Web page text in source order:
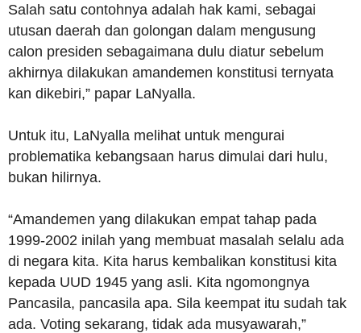
Salah satu contohnya adalah hak kami, sebagai
utusan daerah dan golongan dalam mengusung
calon presiden sebagaimana dulu diatur sebelum
akhirnya dilakukan amandemen konstitusi ternyata
kan dikebiri,” papar LaNyalla.
Untuk itu, LaNyalla melihat untuk mengurai
problematika kebangsaan harus dimulai dari hulu,
bukan hilirnya.
“Amandemen yang dilakukan empat tahap pada
1999-2002 inilah yang membuat masalah selalu ada
di negara kita. Kita harus kembalikan konstitusi kita
kepada UUD 1945 yang asli. Kita ngomongnya
Pancasila, pancasila apa. Sila keempat itu sudah tak
ada. Voting sekarang, tidak ada musyawarah,”